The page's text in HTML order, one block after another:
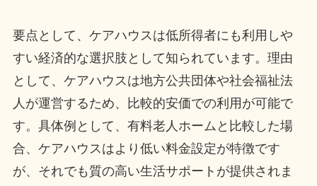
要点として、ケアハウスは低所得者にも利用しや
すい経済的な選択肢として知られています。理由
として、ケアハウスは地方公共団体や社会福祉法
人が運営するため、比較的安価での利用が可能で
す。具体例として、有料老人ホームと比較した場
合、ケアハウスはより低い料金設定が特徴です
が、それでも質の高い生活サポートが提供されま